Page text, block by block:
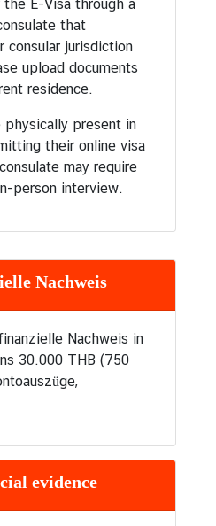
E-Visa through a
that
consular jurisdiction
upload documents
residence.
present in
their online visa
may require
person interview.
Nachweis
Nachweis in
30.000 THB (750
evidence